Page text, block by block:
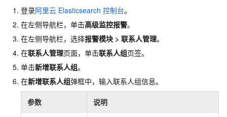
登录阿里云 Elasticsearch 控制台。
在左侧导航栏，单击高级监控报警。
在左侧导航栏，选择报警模块 > 联系人管理。
在联系人管理页面，单击联系人组页签。
单击新增联系人组。
在新增联系人组弹框中，输入联系人组信息。
参数 说明